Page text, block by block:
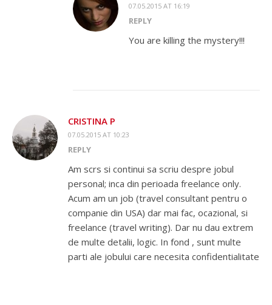
07.05.2015 AT 16:19
REPLY
You are killing the mystery!!!
CRISTINA P
07.05.2015 AT 10:23
REPLY
Am scrs si continui sa scriu despre jobul
personal; inca din perioada freelance only.
Acum am un job (travel consultant pentru o
companie din USA) dar mai fac, ocazional, si
freelance (travel writing). Dar nu dau extrem
de multe detalii, logic. In fond , sunt multe
parti ale jobului care necesita confidentialitate